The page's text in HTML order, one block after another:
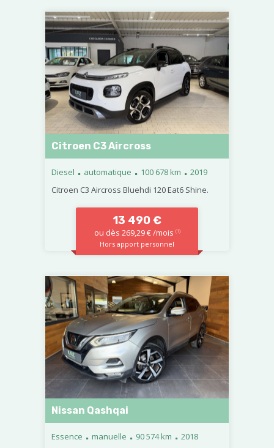
Citroen C3 Aircross
Diesel . automatique . 100 678 km . 2019
Citroen C3 Aircross Bluehdi 120 Eat6 Shine.
13 490 €
ou dès 269,29 € /mois (1)
Hors apport personnel
Nissan Qashqai
Essence . manuelle . 90 574 km . 2018